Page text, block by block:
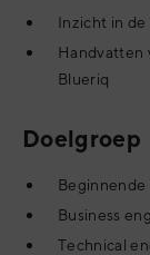
Inzicht in
Handvatten
Blueriq
Doelgroep
Beginnende
Business
Technical